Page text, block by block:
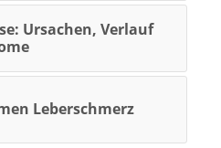
Ursachen, Verlauf
Leberschmerz